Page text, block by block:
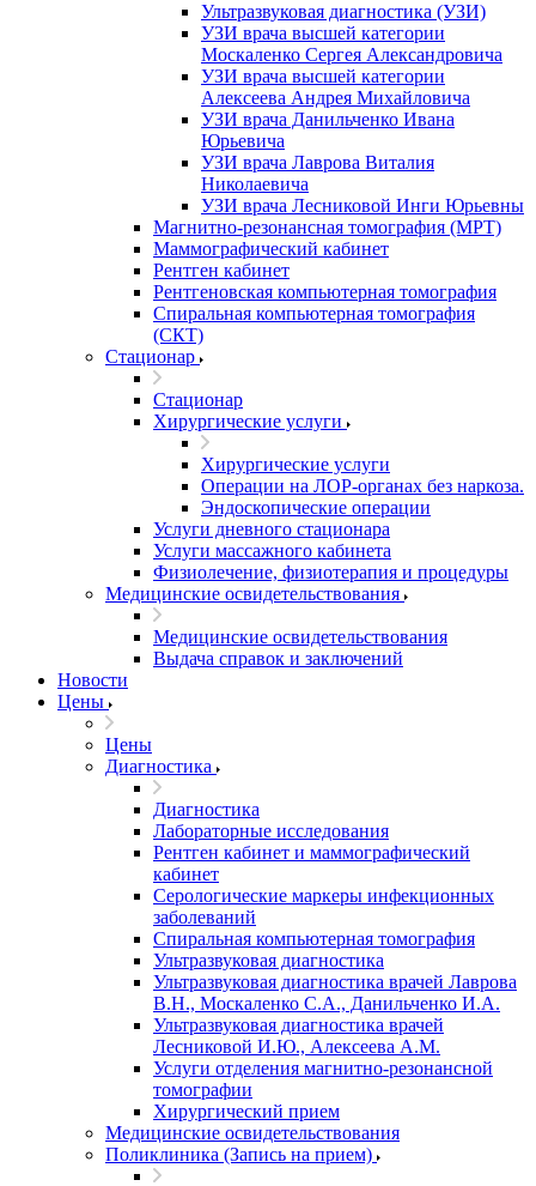
Ультразвуковая диагностика (УЗИ)
УЗИ врача высшей категории
Москаленко Сергея Александровича
УЗИ врача высшей категории
Алексеева Андрея Михайловича
УЗИ врача Данильченко Ивана
Юрьевича
УЗИ врача Лаврова Виталия
Николаевича
УЗИ врача Лесниковой Инги Юрьевны
Магнитно-резонансная томография (МРТ)
Маммографический кабинет
Рентген кабинет
Рентгеновская компьютерная томография
Спиральная компьютерная томография
(СКТ)
Стационар
Стационар
Хирургические услуги
Хирургические услуги
Операции на ЛОР-органах без наркоза.
Эндоскопические операции
Услуги дневного стационара
Услуги массажного кабинета
Физиолечение, физиотерапия и процедуры
Медицинские освидетельствования
Медицинские освидетельствования
Выдача справок и заключений
Новости
Цены
Цены
Диагностика
Диагностика
Лабораторные исследования
Рентген кабинет и маммографический
кабинет
Серологические маркеры инфекционных
заболеваний
Спиральная компьютерная томография
Ультразвуковая диагностика
Ультразвуковая диагностика врачей Лаврова
В.Н., Москаленко С.А., Данильченко И.А.
Ультразвуковая диагностика врачей
Лесниковой И.Ю., Алексеева А.М.
Услуги отделения магнитно-резонансной
томографии
Хирургический прием
Медицинские освидетельствования
Поликлиника (Запись на прием)